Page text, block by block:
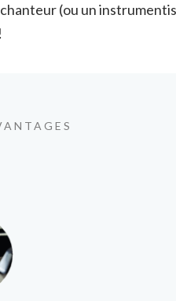
(ou un